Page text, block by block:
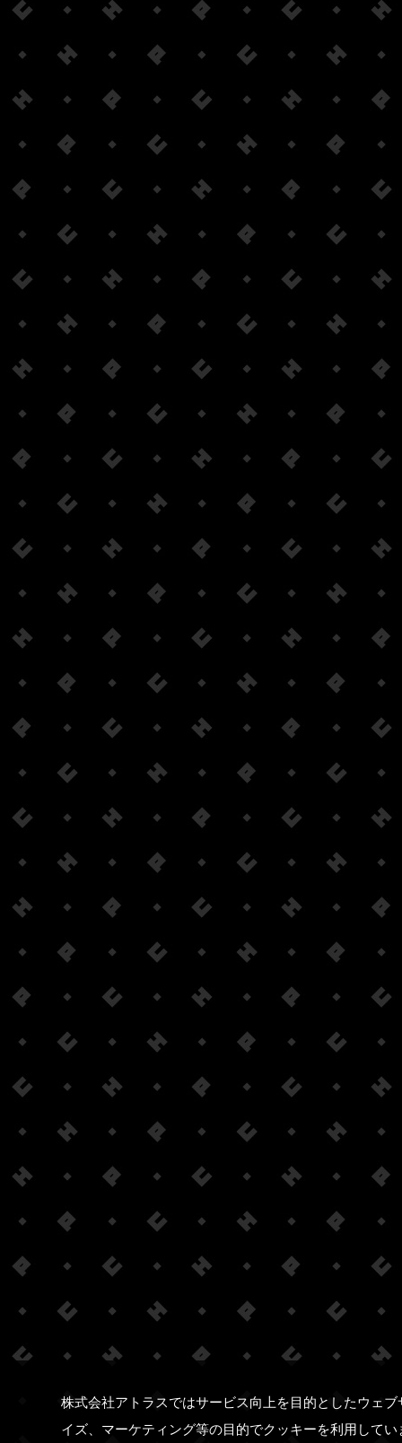
株式会社アトラスではサービス向上を目的としたウェ
イズ、マーケティング等の目的でクッキーを利用して